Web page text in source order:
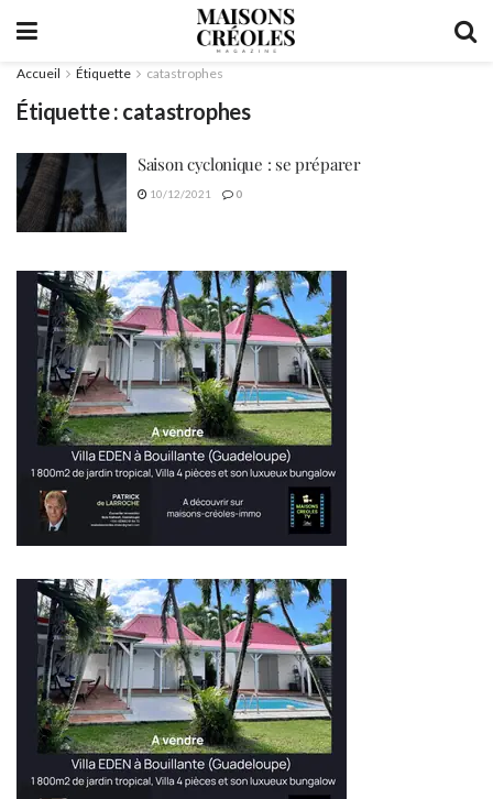
Accueil Étiquette catastrophes
Étiquette : catastrophes
Saison cyclonique : se préparer
10/12/2021 0